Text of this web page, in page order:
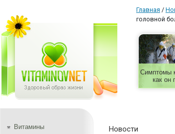
Главная /
головной
Симптомы
как он
Витамины
Новости